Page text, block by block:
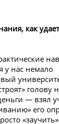
как
у нас немало
голову
— взял
его